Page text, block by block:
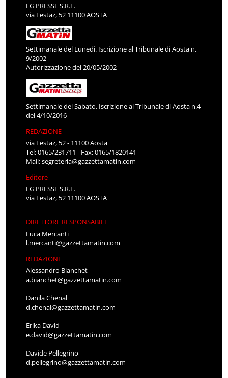
LG PRESSE S.R.L.
via Festaz, 52 11100 AOSTA
Settimanale del Lunedì. Iscrizione al Tribunale di Aosta n.
9/2002
Autorizzazione del 20/05/2002
Settimanale del Sabato. Iscrizione al Tribunale di Aosta n.4
del 4/10/2016
REDAZIONE
via Festaz, 52 - 11100 Aosta
Tel: 0165/231711 - Fax: 0165/1820141
Mail:segreteria@gazzettamatin.com
Editore
LG PRESSE S.R.L.
via Festaz, 52 11100 AOSTA
DIRETTORE RESPONSABILE
Luca Mercanti
l.mercanti@gazzettamatin.com
REDAZIONE
Alessandro Bianchet
a.bianchet@gazzettamatin.com
Danila Chenal
d.chenal@gazzettamatin.com
Erika David
e.david@gazzettamatin.com
Davide Pellegrino
d.pellegrino@gazzettamatin.com